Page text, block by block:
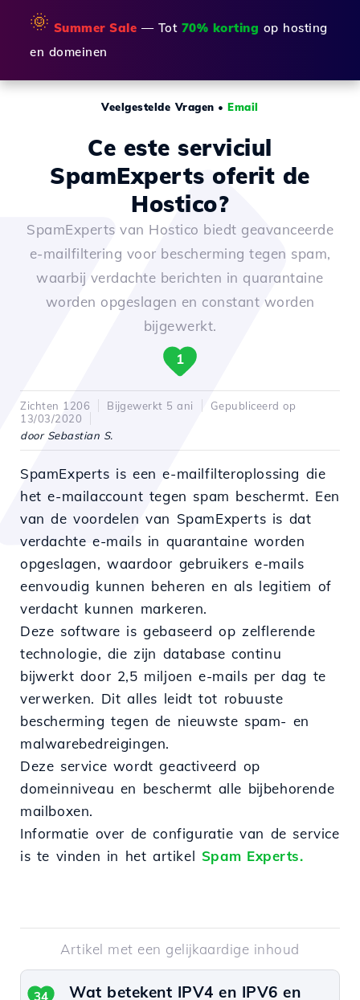
🌞 Summer Sale — Tot 70% korting op hosting
en domeinen
Veelgestelde Vragen •Email
Ce este serviciul
SpamExperts oferit de
Hostico?
SpamExperts van Hostico biedt geavanceerde
e-mailfiltering voor bescherming tegen spam,
waarbij verdachte berichten in quarantaine
worden opgeslagen en constant worden
bijgewerkt.
1
Zichten 1206 Bijgewerkt 5 ani
Gepubliceerd op
13/03/2020
door Sebastian S.
SpamExperts is een e-mailfilteroplossing die
het e-mailaccount tegen spam beschermt. Een
van de voordelen van SpamExperts is dat
verdachte e-mails in quarantaine worden
opgeslagen, waardoor gebruikers e-mails
eenvoudig kunnen beheren en als legitiem of
verdacht kunnen markeren.
Deze software is gebaseerd op zelflerende
technologie, die zijn database continu
bijwerkt door 2,5 miljoen e-mails per dag te
verwerken. Dit alles leidt tot robuuste
bescherming tegen de nieuwste spam- en
malwarebedreigingen.
Deze service wordt geactiveerd op
domeinniveau en beschermt alle bijbehorende
mailboxen.
Informatie over de configuratie van de service
is te vinden in het artikel Spam Experts.
Artikel met een gelijkaardige inhoud
Wat betekent IPV4 en IPV6 en
34